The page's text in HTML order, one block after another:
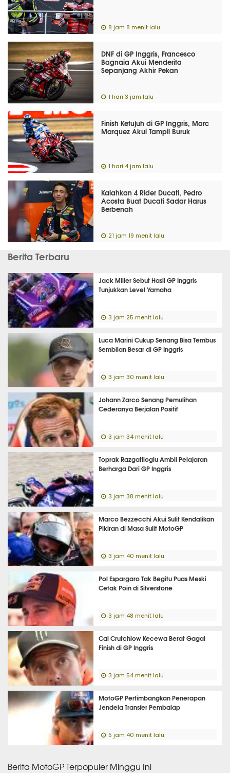
8 jam 8 menit lalu
DNF di GP Inggris, Francesco
Bagnaia Akui Menderita
Sepanjang Akhir Pekan
1 hari 3 jam lalu
Finish Ketujuh di GP Inggris, Marc
Marquez Akui Tampil Buruk
1 hari 4 jam lalu
Kalahkan 4 Rider Ducati, Pedro
Acosta Buat Ducati Sadar Harus
Berbenah
21 jam 19 menit lalu
Berita Terbaru
Jack Miller Sebut Hasil GP Inggris
Tunjukkan Level Yamaha
3 jam 25 menit lalu
Luca Marini Cukup Senang Bisa Tembus
Sembilan Besar di GP Inggris
3 jam 30 menit lalu
Johann Zarco Senang Pemulihan
Cederanya Berjalan Positif
3 jam 34 menit lalu
Toprak Razgatlioglu Ambil Pelajaran
Berharga Dari GP Inggris
3 jam 38 menit lalu
Marco Bezzecchi Akui Sulit Kendalikan
Pikiran di Masa Sulit MotoGP
3 jam 40 menit lalu
Pol Espargaro Tak Begitu Puas Meski
Cetak Poin di Silverstone
3 jam 48 menit lalu
Cal Crutchlow Kecewa Berat Gagal
Finish di GP Inggris
3 jam 54 menit lalu
MotoGP Pertimbangkan Penerapan
Jendela Transfer Pembalap
5 jam 40 menit lalu
Berita MotoGP Terpopuler Minggu Ini